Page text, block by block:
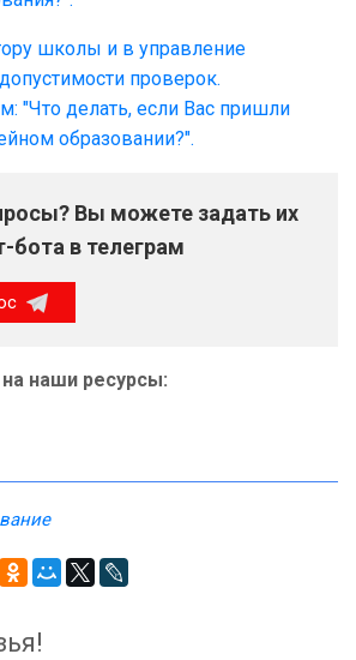
школы и в управление
проверок.
"Что делать, если Вас пришли
образовании?".
Вы можете задать их
бота в телеграм
наши ресурсы: